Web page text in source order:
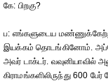
கே: பிறகு?
ப: எங்களுடைய
இயக்கம் தொடங்கினோம்.
அவர் டாக்டர். வவுனியாவில்
கிராமங்களிலிருந்து 600